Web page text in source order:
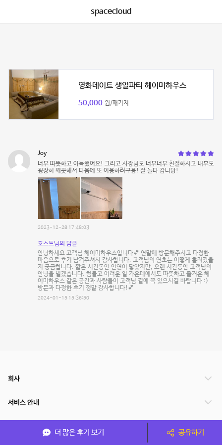
spacecloud
영화데이트 생일파티 헤이미하우스
50,000 원/패키지
Joy
너무 따뜻하고 아늑했어요! 그리고 사장님도 너무너무 친절하시고 내부도
굉장히 깨끗해서 다음에 또 이용하려구용! 잘 놀다 갑니당!
2023-12-28 17:48:03
호스트님의 답글
안녕하세요 고객님 헤이미하우스입니다💕 연말에 방문해주시고 다정한
마음으로 후기 남겨주셔서 감사합니다. 고객님의 연초는 어떻게 흘러갔을
지 궁금합니다. 짧은 시간동안 인연이 닿았지만, 오랜 시간동안 고객님의
안녕을 빌겠습니다. 힘들고 어려운 일 가운데에서도 따뜻하고 즐거운 헤
이미하우스 같은 공간과 사람들이 고객님 곁에 꼭 있으시길 바랍니다 :)
방문과 다정한 후기 정말 감사합니다!💕
2024-01-15 15:36:50
더 많은 후기 보기 공유하기
회사
서비스 안내